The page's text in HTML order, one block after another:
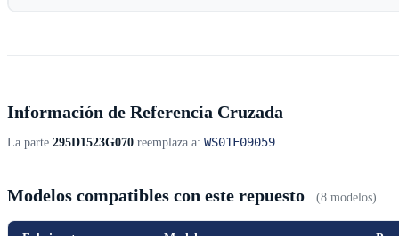
Información de Referencia Cruzada
La parte 295D1523G070 reemplaza a: WS01F09059
Modelos compatibles con este repuesto (8 modelos)